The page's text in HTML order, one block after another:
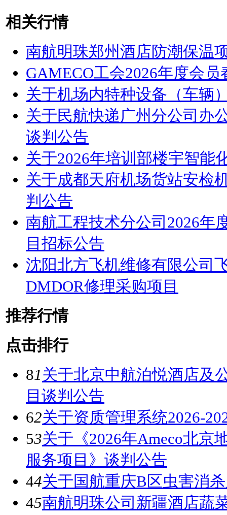
相关行情
南航明珠郑州酒店防潮保温
GAMECO工会2026年度会
关于机场内特种设备（车辆
关于民航快递广州分公司办
谈判公告
关于2026年培训部楼宇智能
关于成都天府机场货站安检
判公告
南航工程技术分公司2026年
目招标公告
沈阳北方飞机维修有限公司
DMDOR修理采购项目
推荐行情
点击排行
81关于北京中航泊悦酒店及
目谈判公告
62关于资质管理系统2026-
53关于《2026年Ameco北京
服务项目》谈判公告
44关于国航重庆B区虫害消
45南航明珠公司新疆酒店蔬